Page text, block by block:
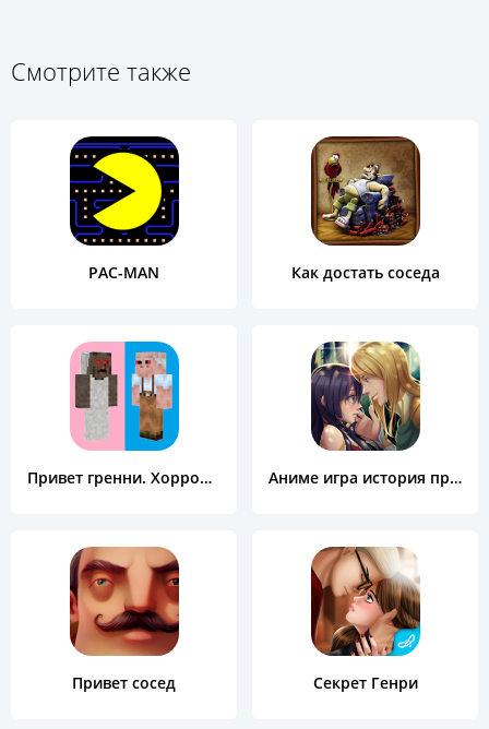
Смотрите также
PAC-MAN Как достать соседа
Привет гренни. Хоррор Майнкрафт карты Аниме игра история про любовь
Привет сосед Секрет Генри